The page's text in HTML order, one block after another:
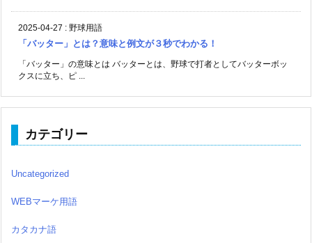
2025-04-27 : 野球用語
「バッター」とは？意味と例文が３秒でわかる！
「バッター」の意味とは バッターとは、野球で打者としてバッターボッ
クスに立ち、ピ ...
カテゴリー
Uncategorized
WEBマーケ用語
カタカナ語